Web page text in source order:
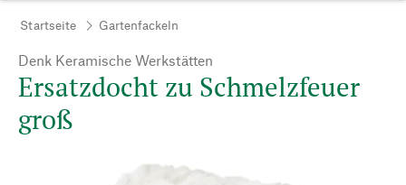
Startseite Gartenfackeln
Denk Keramische Werkstätten
Ersatzdocht zu Schmelzfeuer
groß